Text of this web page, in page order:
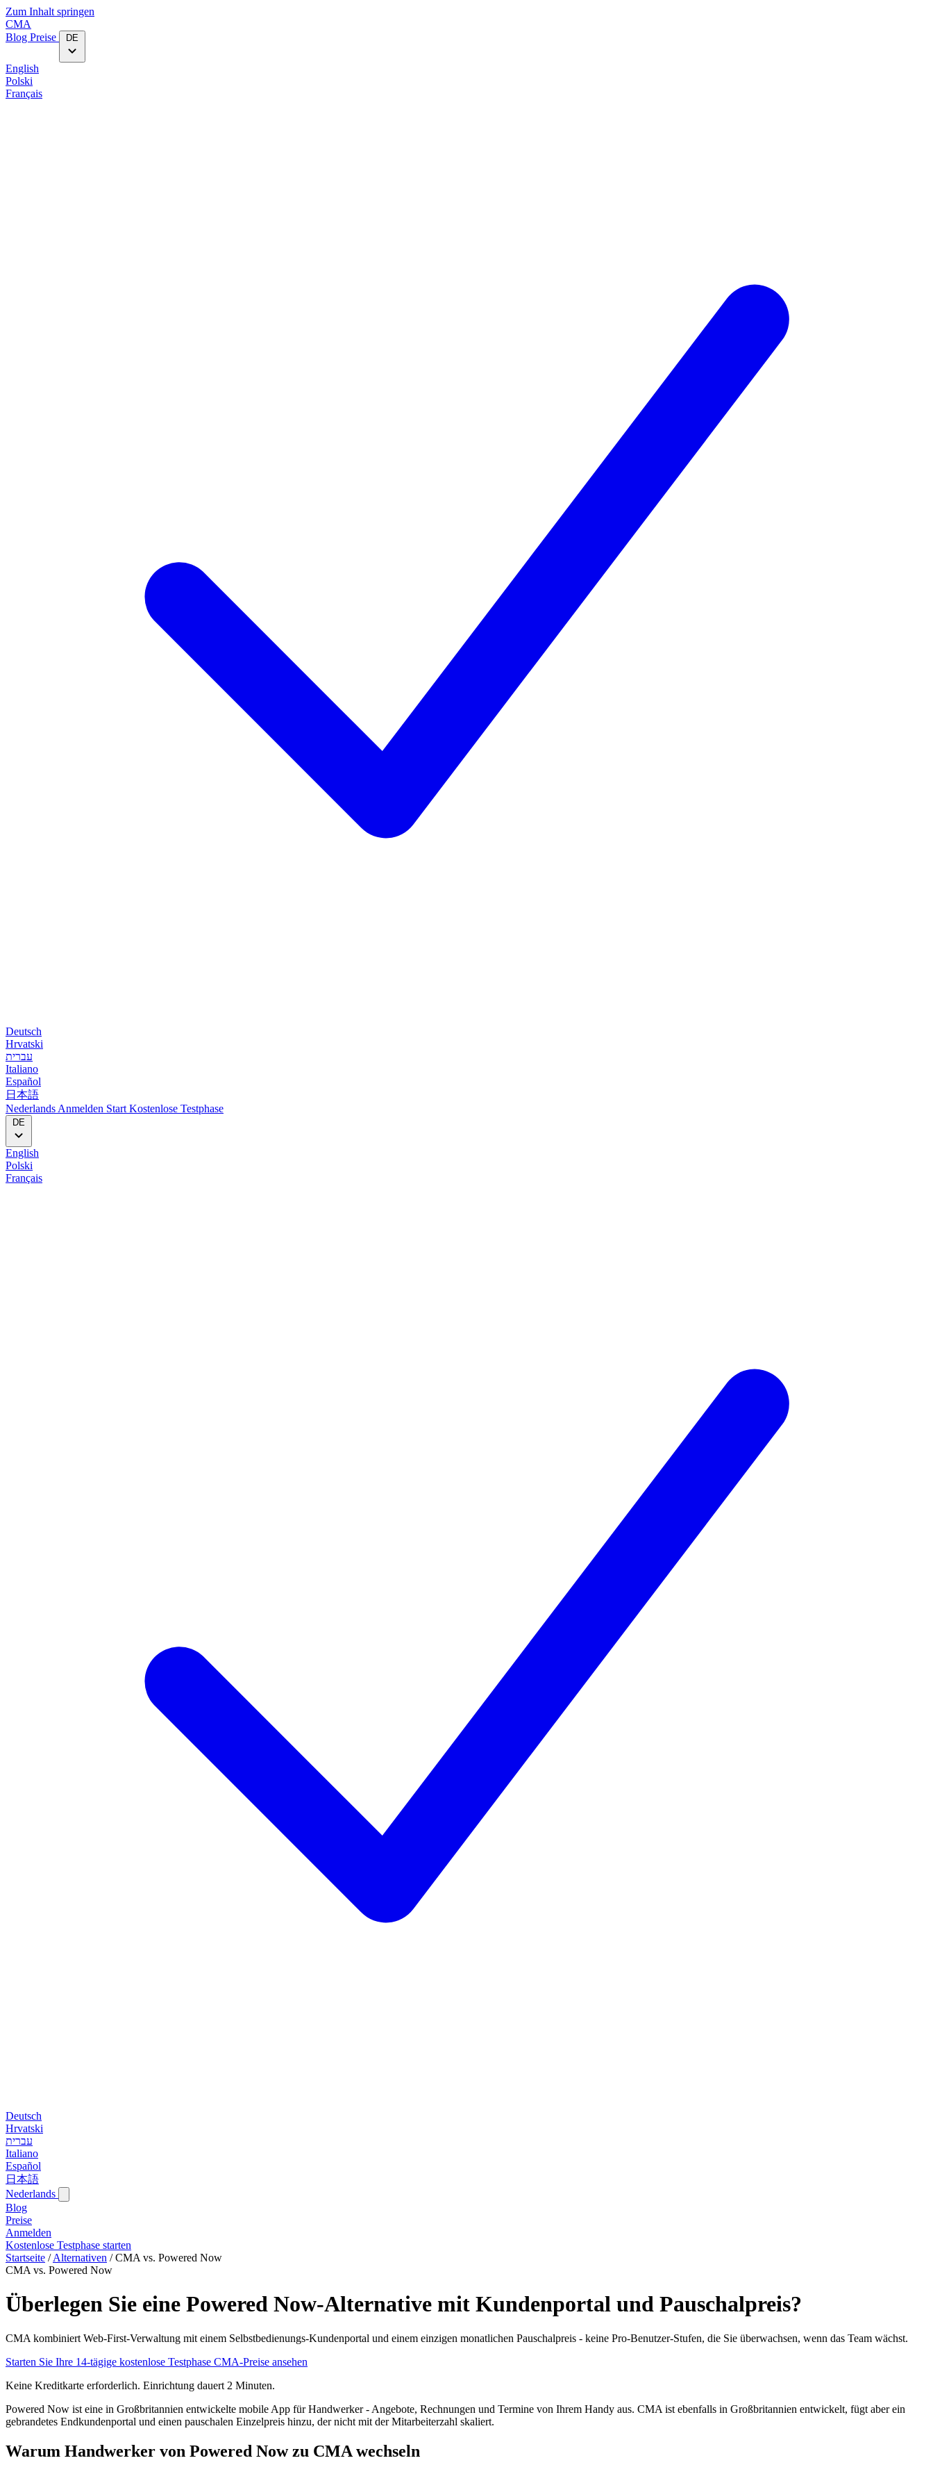
Zum Inhalt springen
CMA
Blog‎ Preise DE
English
Polski
Français
Deutsch
Hrvatski
עברית
Italiano
Español
日本語
Nederlands Anmelden Start Kostenlose Testphase
DE
English
Polski
Français
Deutsch
Hrvatski
עברית
Italiano
Español
日本語
Nederlands
Blog‎
Preise
Anmelden
Kostenlose Testphase starten
Startseite / Alternativen / CMA vs. Powered Now
CMA vs. Powered Now
Überlegen Sie eine Powered Now-Alternative mit Kundenportal und Pauschalpreis?
CMA kombiniert Web-First-Verwaltung mit einem Selbstbedienungs-Kundenportal und einem einzigen monatlichen Pauschalpreis - keine Pro-Benutzer-Stufen, die Sie überwachsen, wenn das Team wächst.
Starten Sie Ihre 14-tägige kostenlose Testphase CMA-Preise ansehen
Keine Kreditkarte erforderlich. Einrichtung dauert 2 Minuten.
Powered Now ist eine in Großbritannien entwickelte mobile App für Handwerker - Angebote, Rechnungen und Termine von Ihrem Handy aus. CMA ist ebenfalls in Großbritannien entwickelt, fügt aber ein
gebrandetes Endkundenportal und einen pauschalen Einzelpreis hinzu, der nicht mit der Mitarbeiterzahl skaliert.
Warum Handwerker von Powered Now zu CMA wechseln